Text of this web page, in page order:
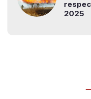
2025